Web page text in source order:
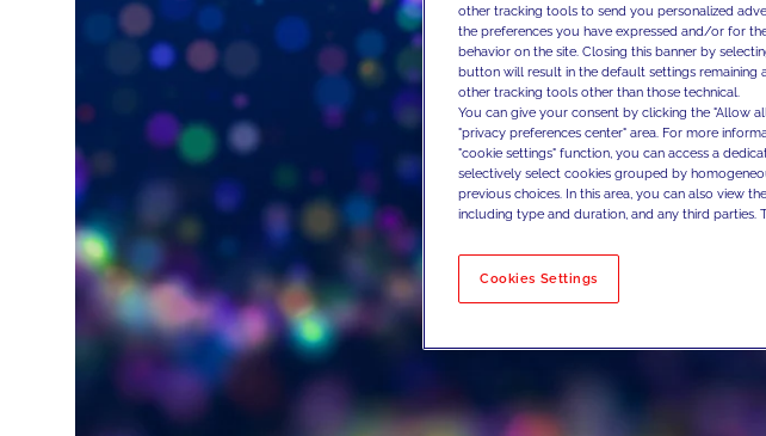
other tracking tools to send you personalized
the preferences you have expressed and/or for
behavior on the site. Closing this banner by
button will result in the default settings
other tracking tools other than those technical.
You can give your consent by clicking the "Allow
"privacy preferences center" area. For more
"cookie settings" function, you can access a
selectively select cookies grouped by
previous choices. In this area, you can also view
including type and duration, and any third
Cookies Settings